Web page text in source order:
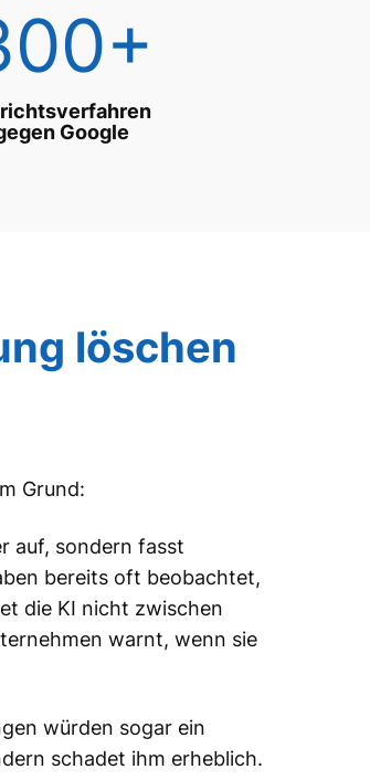
Google
löschen
Grund:
auf, sondern fasst
bereits oft beobachtet,
die KI nicht zwischen
warnt, wenn sie
würden sogar ein
schadet ihm erheblich.